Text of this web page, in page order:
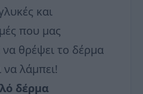
και
που μας
θρέψει το δέρμα
να λάμπει!
δέρμα